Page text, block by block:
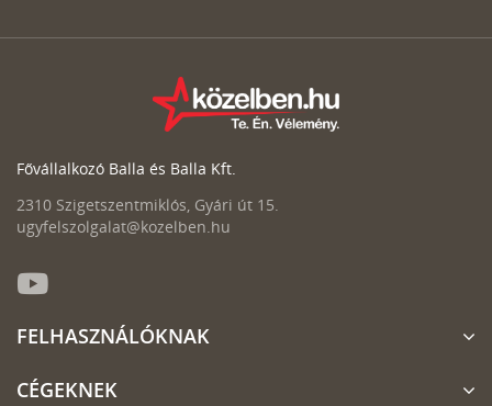
Fővállalkozó Balla és Balla Kft.
2310 Szigetszentmiklós, Gyári út 15.
ugyfelszolgalat@kozelben.hu
FELHASZNÁLÓKNAK
CÉGEKNEK